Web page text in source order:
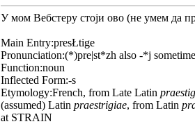
У мом Вебстеру стоји ово (не умем да
Main Entry:presŁtige
Pronunciation:(*)pre|st*zh also -*j
Function:noun
Inflected Form:-s
Etymology:French, from Late Latin
(assumed) Latin praestrigiae, from Latin
at STRAIN